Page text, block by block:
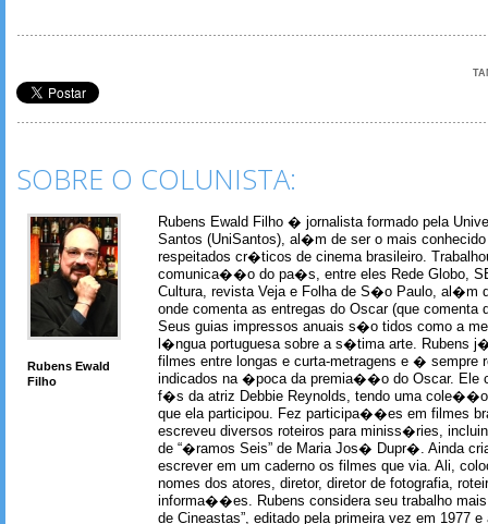
SOBRE O COLUNISTA:
Rubens Ewald
Filho
Rubens Ewald Filho � jornalista formado pela
Santos (UniSantos), al�m de ser o mais
respeitados cr�ticos de cinema brasileiro.
comunica��o do pa�s, entre eles Rede Globo,
Cultura, revista Veja e Folha de S�o Paulo, al�m
onde comenta as entregas do Oscar (que comenta
Seus guias impressos anuais s�o tidos como a
l�ngua portuguesa sobre a s�tima arte. Rubens
filmes entre longas e curta-metragens e � sempre
indicados na �poca da premia��o do Oscar. Ele
f�s da atriz Debbie Reynolds, tendo uma
que ela participou. Fez participa��es em filmes
escreveu diversos roteiros para miniss�ries,
de “�ramos Seis” de Maria Jos� Dupr�. Ainda
escrever em um caderno os filmes que via. Ali,
nomes dos atores, diretor, diretor de fotografia,
informa��es. Rubens considera seu trabalho
de Cineastas”, editado pela primeira vez em 1977 e